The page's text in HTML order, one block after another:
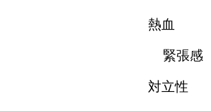
熱血
緊張感
対立性